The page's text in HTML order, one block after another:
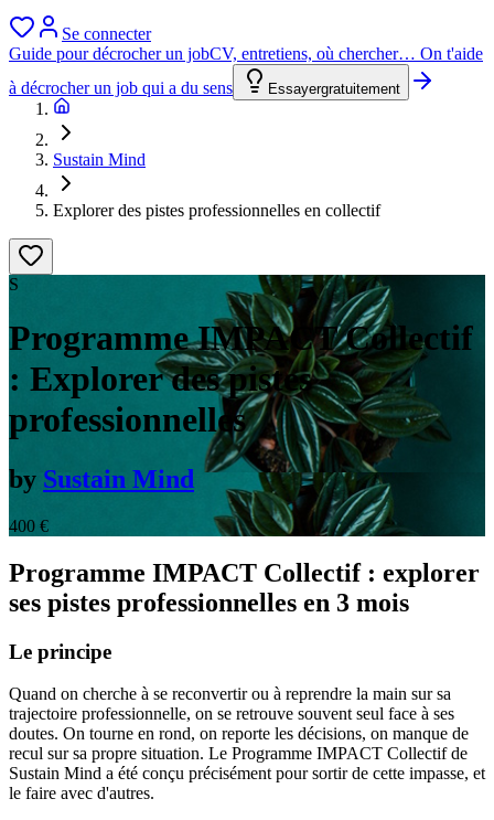
Se connecter
Guide pour décrocher un jobCV, entretiens, où chercher… On t'aide
à décrocher un job qui a du sens
Essayergratuitement
Sustain Mind
Explorer des pistes professionnelles en collectif
S
Programme IMPACT Collectif
: Explorer des pistes
professionnelles
by Sustain Mind
400 €
Programme IMPACT Collectif : explorer
ses pistes professionnelles en 3 mois
Le principe
Quand on cherche à se reconvertir ou à reprendre la main sur sa
trajectoire professionnelle, on se retrouve souvent seul face à ses
doutes. On tourne en rond, on reporte les décisions, on manque de
recul sur sa propre situation. Le Programme IMPACT Collectif de
Sustain Mind a été conçu précisément pour sortir de cette impasse, et
le faire avec d'autres.